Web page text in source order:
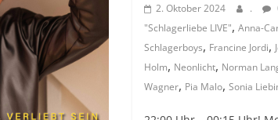
2. Oktober 2024 .
"Schlagerliebe LIVE", Anna-
Schlagerboys, Francine Jordi,
Holm, Neonlicht, Norman
Wagner, Pia Malo, Sonia